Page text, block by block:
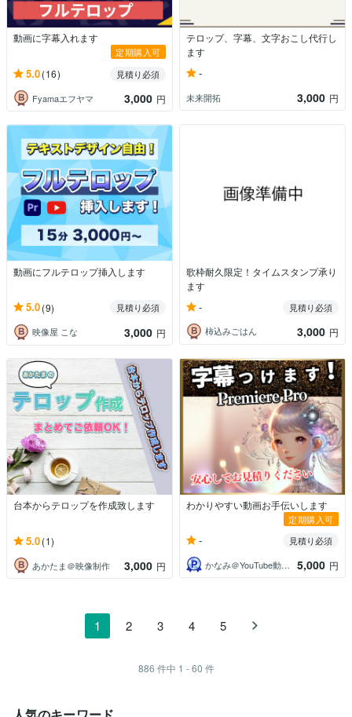
動画に字幕入れます
定期購入可
5.0(16)
見積り必須
Fyamaエフヤマ
3,000 円
テロップ、字幕、文字おこし代行し
ます
-
未来開拓 3,000 円
動画にフルテロップ挿入します
5.0(9)
見積り必須
映像屋 こな
3,000 円
歌枠耐久限定！タイムスタンプ承り
ます
-
見積り必須
柿込みごはん
3,000 円
台本からテロップを作成致します
5.0(1)
あかたま＠映像制作 3,000 円
わかりやすい動画お手伝いします
定期購入可
-
見積り必須
かなみ＠YouTube動画編集×撮影
5,000 円
1 2 3 4 5
886 件中 1 - 60 件